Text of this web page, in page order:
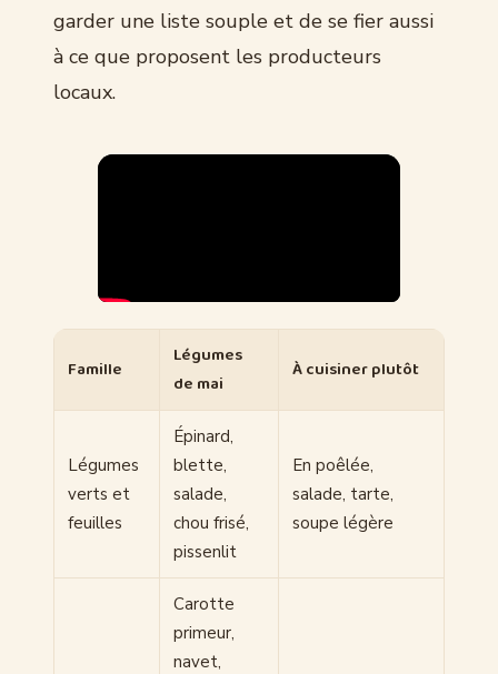
garder une liste souple et de se fier aussi
à ce que proposent les producteurs
locaux.
Famille
Légumes
de mai
À cuisiner plutôt
Légumes
verts et
feuilles
Épinard,
blette,
salade,
chou frisé,
pissenlit
En poêlée,
salade, tarte,
soupe légère
Carotte
primeur,
navet,